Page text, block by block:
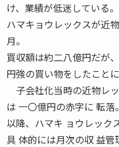
け、業績が低迷している。
ハマキョウレックスが近
月。
買収額は約二八億円だが
円強の買い物をしたことに
子会社化当時の近物レ
は 一〇億円の赤字に 転落。
以降、ハマキ ョウレック
具 体的には月次の収 益